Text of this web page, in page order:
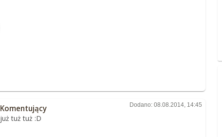
Dodano: 08.08.2014, 14:45
Komentujący
już tuż tuż :D